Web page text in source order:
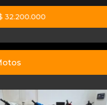
32.200.000